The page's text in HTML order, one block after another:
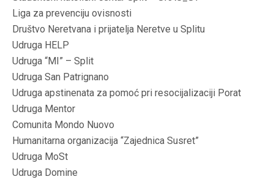
Liga za prevenciju ovisnosti
Društvo Neretvana i prijatelja Neretve u Splitu
Udruga HELP
Udruga “MI” – Split
Udruga San Patrignano
Udruga apstinenata za pomoć pri resocijalizaciji Porat
Udruga Mentor
Comunita Mondo Nuovo
Humanitarna organizacija “Zajednica Susret”
Udruga MoSt
Udruga Domine